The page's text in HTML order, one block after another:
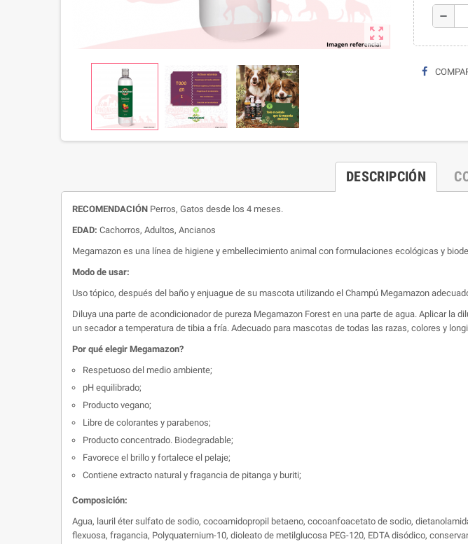
zoom_out_map
remove
DESCRIPCIÓN
RECOMENDACIÓN Perros, Gatos desde los 4 meses.
EDAD: Cachorros, Adultos, Ancianos
Megamazon es una línea de higiene y embellecimiento animal con formulaciones ecológicas y
Modo de usar:
Uso tópico, después del baño y enjuague de su mascota utilizando el Champú Megamazon
Diluya una parte de acondicionador de pureza Megamazon Forest en una parte de agua. Aplicar la
un secador a temperatura de tibia a fría. Adecuado para mascotas de todas las razas, colores y
Por qué elegir Megamazon?
Respetuoso del medio ambiente;
pH equilibrado;
Producto vegano;
Libre de colorantes y parabenos;
Producto concentrado. Biodegradable;
Favorece el brillo y fortalece el pelaje;
Contiene extracto natural y fragancia de pitanga y buriti;
Composición:
Agua, lauril éter sulfato de sodio, cocoamidopropil betaeno, cocoanfoacetato de sodio,
flexuosa, fragancia, Polyquaternium-10, dioleato de metilglucosa PEG-120, EDTA disódico,